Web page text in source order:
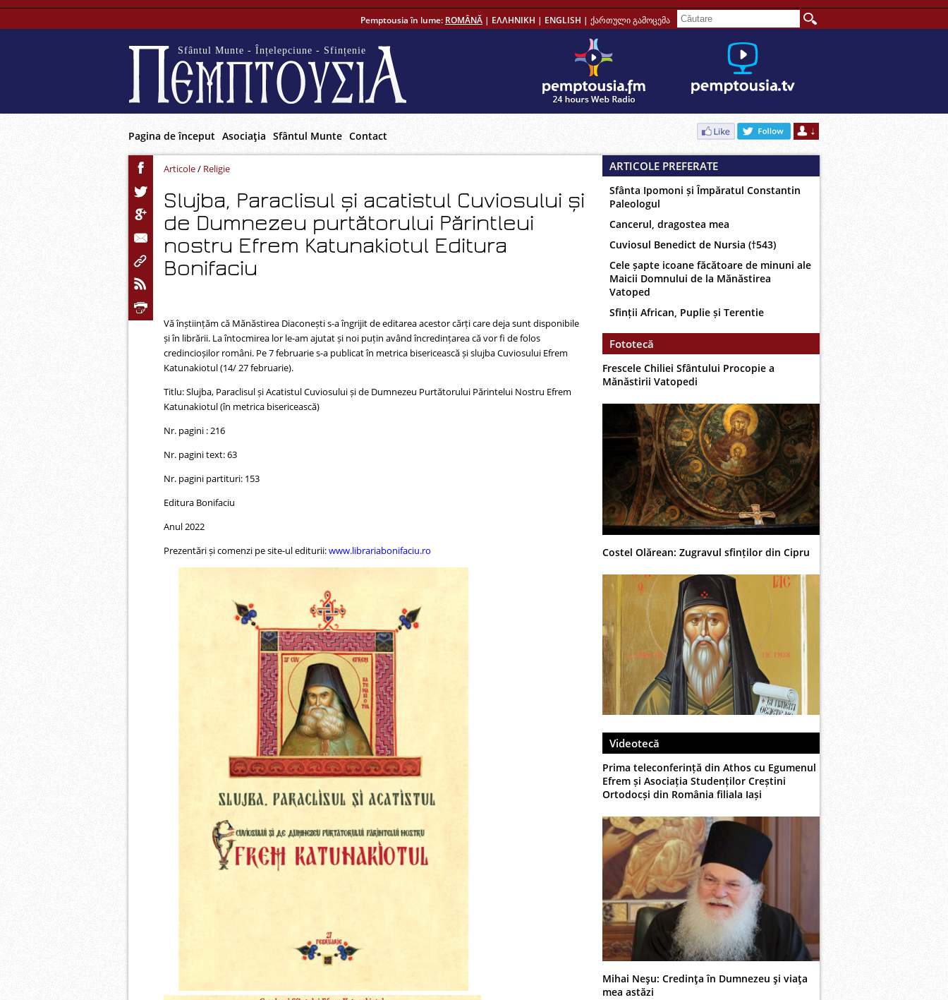
Pemptousia în lume: ROMÂNĂ | ΕΛΛΗΝΙΚΗ | ENGLISH | ქართული გამოცემა
Sfântul Munte - Înțelepciune - Sfințenie
Pagina de început Asociaţia Sfântul Munte Contact
Articole/ Religie
Slujba, Paraclisul și acatistul Cuviosului și
de Dumnezeu purtătorului Părintleui
nostru Efrem Katunakiotul Editura
Bonifaciu
Vă înștiințăm că Mănăstirea Diaconești s-a îngrijit de editarea acestor cărți care deja sunt disponibile
și în librării. La întocmirea lor le-am ajutat și noi puțin având încredințarea că vor fi de folos
credincioșilor români. Pe 7 februarie s-a publicat în metrica bisericească și slujba Cuviosului Efrem
Katunakiotul (14/ 27 februarie).
Titlu: Slujba, Paraclisul și Acatistul Cuviosului și de Dumnezeu Purtătorului Părintelui Nostru Efrem
Katunakiotul (în metrica bisericească)
Nr. pagini : 216
Nr. pagini text: 63
Nr. pagini partituri: 153
Editura Bonifaciu
Anul 2022
Prezentări și comenzi pe site-ul editurii:www.librariabonifaciu.ro
ARTICOLE PREFERATE
Sfânta Ipomoni și Împăratul Constantin
Paleologul
Cancerul, dragostea mea
Cuviosul Benedict de Nursia (†543)
Cele șapte icoane făcătoare de minuni ale
Maicii Domnului de la Mănăstirea
Vatoped
Sfinții African, Puplie și Terentie
Fototecă
Frescele Chiliei Sfântului Procopie a
Mănăstirii Vatopedi
Costel Olărean: Zugravul sfinților din Cipru
Videotecă
Prima teleconferință din Athos cu Egumenul
Efrem și Asociația Studenților Creștini
Ortodocși din România filiala Iași
Mihai Neşu: Credinţa în Dumnezeu şi viaţa
mea astăzi